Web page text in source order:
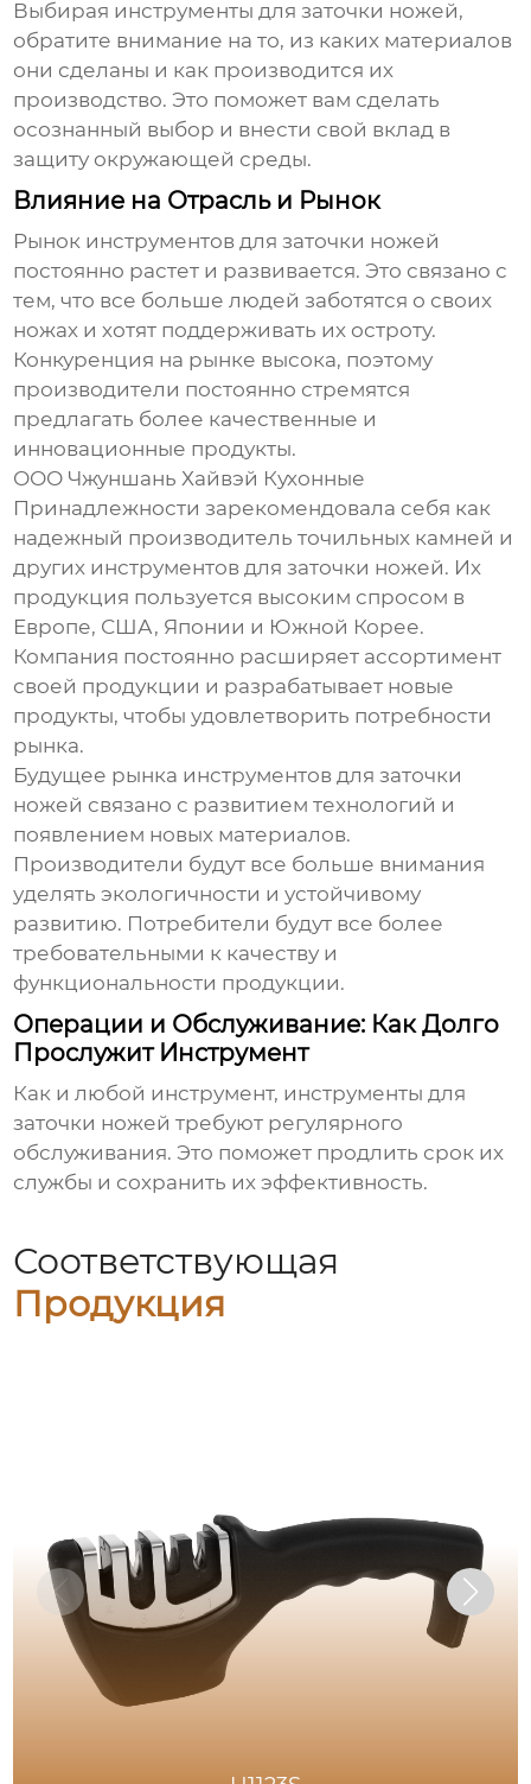
Выбирая инструменты для заточки ножей,
обратите внимание на то, из каких материалов
они сделаны и как производится их
производство. Это поможет вам сделать
осознанный выбор и внести свой вклад в
защиту окружающей среды.
Влияние на Отрасль и Рынок
Рынок инструментов для заточки ножей
постоянно растет и развивается. Это связано с
тем, что все больше людей заботятся о своих
ножах и хотят поддерживать их остроту.
Конкуренция на рынке высока, поэтому
производители постоянно стремятся
предлагать более качественные и
инновационные продукты.
ООО Чжуншань Хайвэй Кухонные
Принадлежности зарекомендовала себя как
надежный производительточильных камней и
других инструментов для заточки ножей. Их
продукция пользуется высоким спросом в
Европе, США, Японии и Южной Корее.
Компания постоянно расширяет ассортимент
своей продукции и разрабатывает новые
продукты, чтобы удовлетворить потребности
рынка.
Будущее рынка инструментов для заточки
ножей связано с развитием технологий и
появлением новых материалов.
Производители будут все больше внимания
уделять экологичности и устойчивому
развитию. Потребители будут все более
требовательными к качеству и
функциональности продукции.
Операции и Обслуживание: Как Долго
Прослужит Инструмент
Как и любой инструмент, инструменты для
заточки ножей требуют регулярного
обслуживания. Это поможет продлить срок их
службы и сохранить их эффективность.
Соответствующая
Продукция